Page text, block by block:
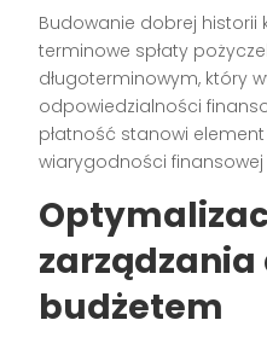
Budowanie dobrej historii
terminowe spłaty
długoterminowym, który
odpowiedzialności
płatność stanowi
wiarygodności finansowej
budżetem